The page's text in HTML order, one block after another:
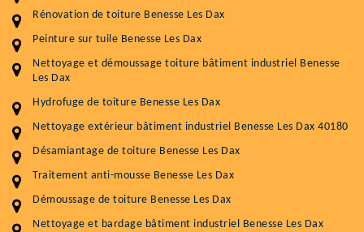
Rénovation de toiture Benesse Les Dax
Peinture sur tuile Benesse Les Dax
Nettoyage et démoussage toiture bâtiment industriel Benesse
Les Dax
Hydrofuge de toiture Benesse Les Dax
Nettoyage extérieur bâtiment industriel Benesse Les Dax 40180
Désamiantage de toiture Benesse Les Dax
Traitement anti-mousse Benesse Les Dax
Démoussage de toiture Benesse Les Dax
Nettoyage et bardage bâtiment industriel Benesse Les Dax
Entretenir votre toiture, c'est préserver sa
durabilité
Plus de 15 ans d'expérience en couverture et facade
Service
Nettoyageb toiture
Démoussage toiture
Traitement hydrofuge toiture